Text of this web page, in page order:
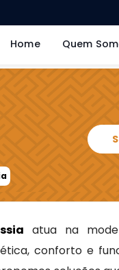
Home Quem
atua na
conforto e